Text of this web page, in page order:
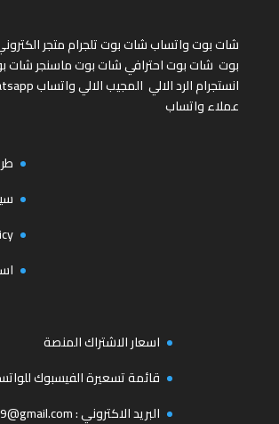
شات بوت واتسابشات بوت تلجراممتجر
بوت شات بوت احترافيشات بوت ماسنجرشات
انستجرامالرد الالي المجيب الالي واتساب
عملاء واتساب
اسعار الاشتراك المنصة
قائمة تسعيرة الفيسبوك
البريد الاكتروني :